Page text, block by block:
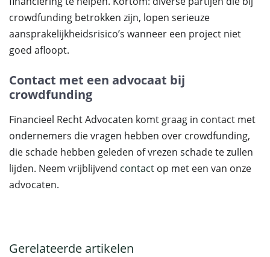
crowdfunding betrokken zijn, lopen serieuze
aansprakelijkheidsrisico’s wanneer een project niet
goed afloopt.
Contact met een advocaat bij
crowdfunding
Financieel Recht Advocaten komt graag in contact met
ondernemers die vragen hebben over crowdfunding,
die schade hebben geleden of vrezen schade te zullen
lijden. Neem vrijblijvend contact op met een van onze
advocaten.
Gerelateerde artikelen